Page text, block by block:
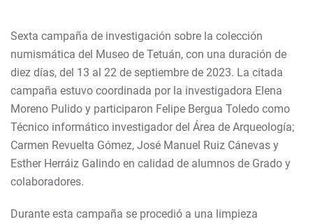
Sexta campaña de investigación sobre la colección
numismática del Museo de Tetuán, con una duración de
diez días, del 13 al 22 de septiembre de 2023. La citada
campaña estuvo coordinada por la investigadora Elena
Moreno Pulido y participaron Felipe Bergua Toledo como
Técnico informático investigador del Área de Arqueología;
Carmen Revuelta Gómez, José Manuel Ruiz Cánevas y
Esther Herráiz Galindo en calidad de alumnos de Grado y
colaboradores.
Durante esta campaña se procedió a una limpieza